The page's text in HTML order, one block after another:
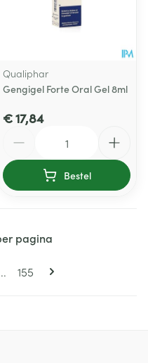
Qualiphar
Gengigel Forte Oral Gel 8ml
€ 17,84
Bestel
pagina
Pagina
155
pagina